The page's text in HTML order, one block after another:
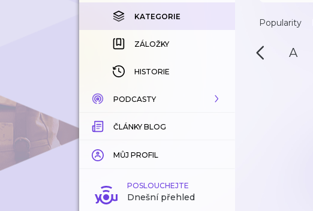
KATEGORIE
ZÁLOŽKY
HISTORIE
PODCASTY
KATALOG
KATEGORIE
ZÁLOŽKY
ČLÁNKY BLOG
MŮJ PROFIL
POSLOUCHEJTE
Dnešní přehled
Popularity
A